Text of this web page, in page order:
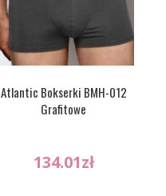
Atlantic Bokserki BMH-012
Grafitowe
134.01zł